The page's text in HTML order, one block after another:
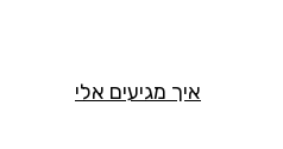
איך מגיעים אלי